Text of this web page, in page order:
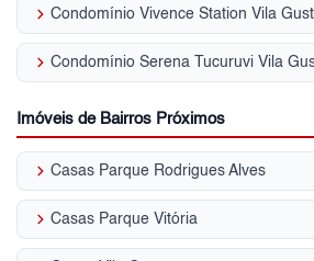
keyboard_arrow_right Condomínio Vivence Station Vila
keyboard_arrow_right Condomínio Serena Tucuruvi Vila
Imóveis de Bairros Próximos
keyboard_arrow_right Casas Parque Rodrigues Alves
keyboard_arrow_right Casas Parque Vitória